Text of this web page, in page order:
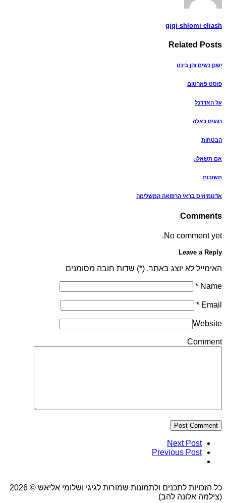
gigi shlomi eliash
Related Posts
ישנן נשים והן ביננו
פוסט פארטום
על האדרנל
רגעים כאלה
הבטחות
אם תשאלו.
תשובות
אדנומיוזיס בראי הרפואה המשלימה
Comments
No comment yet.
Leave a Reply
האימייל לא יוצג באתר. (*) שדות חובה מסומנים
Name
*
Email
*
Website
Comment
Post Comment
Next Post
Previous Post
כל הזכויות לתכנים ולתמונות שמורות לגיגי ושלומי אליאש © 2026
(צילמה אלונה להב)